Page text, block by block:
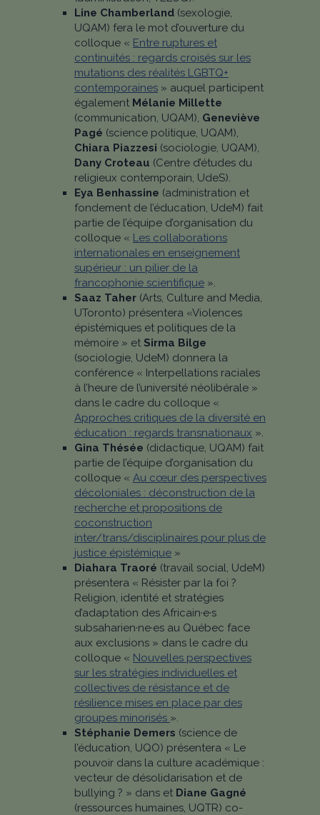
Line Chamberland (sexologie,
UQAM) fera le mot d’ouverture du
colloque « Entre ruptures et
continuités : regards croisés sur les
mutations des réalités LGBTQ+
contemporaines » auquel participent
également Mélanie Millette
(communication, UQAM), Geneviève
Pagé (science politique, UQAM),
Chiara Piazzesi (sociologie, UQAM),
Dany Croteau (Centre d’études du
religieux contemporain, UdeS).
Eya Benhassine (administration et
fondement de l’éducation, UdeM) fait
partie de l’équipe d’organisation du
colloque « Les collaborations
internationales en enseignement
supérieur : un pilier de la
francophonie scientifique ».
Saaz Taher (Arts, Culture and Media,
UToronto) présentera «Violences
épistémiques et politiques de la
mémoire » et Sirma Bilge
(sociologie, UdeM) donnera la
conférence « Interpellations raciales
à l’heure de l’université néolibérale »
dans le cadre du colloque «
Approches critiques de la diversité en
éducation : regards transnationaux ».
Gina Thésée (didactique, UQAM) fait
partie de l’équipe d’organisation du
colloque « Au cœur des perspectives
décoloniales : déconstruction de la
recherche et propositions de
coconstruction
inter/trans/disciplinaires pour plus de
justice épistémique »
Diahara Traoré (travail social, UdeM)
présentera « Résister par la foi ?
Religion, identité et stratégies
d’adaptation des Africain·e·s
subsaharien·ne·es au Québec face
aux exclusions » dans le cadre du
colloque « Nouvelles perspectives
sur les stratégies individuelles et
collectives de résistance et de
résilience mises en place par des
groupes minorisés ».
Stéphanie Demers (science de
l’éducation, UQO) présentera « Le
pouvoir dans la culture académique :
vecteur de désolidarisation et de
bullying ? » dans et Diane Gagné
(ressources humaines, UQTR) co-